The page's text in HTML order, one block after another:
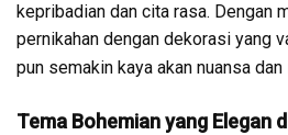
kepribadian dan cita rasa. Dengan
pernikahan dengan dekorasi yang
pun semakin kaya akan nuansa dan
Tema Bohemian yang Elegan